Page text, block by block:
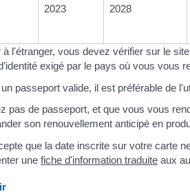
2023 2028
à l'étranger, vous devez vérifier sur le site
exigé par le pays où vous vous
passeport valide, il est préférable de
pas de passeport, et que vous vous
son renouvellement anticipé en
que la date inscrite sur votre carte
une fiche d'information traduite aux